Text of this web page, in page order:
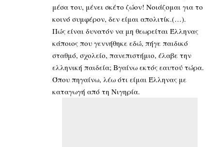
μέσα του, μένει σκέτο ζώον! Νοιάζομαι για το
κοινό συμφέρον, δεν είμαι απολιτίκ.(…).
Πώς είναι δυνατόν να μη θεωρείται Έλληνας
κάποιος που γεννήθηκε εδώ, πήγε παιδικό
σταθμό, σχολείο, πανεπιστήμιο, έλαβε την
ελληνική παιδεία; Βγαίνω εκτός εαυτού τώρα.
Όπου πηγαίνω, λέω ότι είμαι Έλληνας με
καταγωγή από τη Νιγηρία.